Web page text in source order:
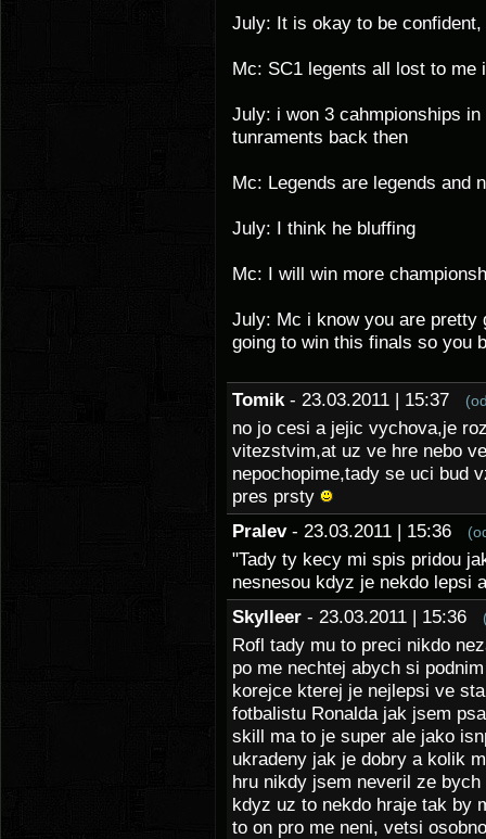
July: It is okay to be
Mc: SC1 legents all lost to me
July: i won 3 cahmpionships
tunraments back then
Mc: Legends are legends and
July: I think he bluffing
Mc: I will win more
July: Mc i know you are pretty
going to win this finals so you
Tomik - 23.03.2011 | 15:37
no jo cesi a jejic vychova,je
vitezstvim,at uz ve hre nebo
nepochopime,tady se uci bud
pres prsty
Pralev - 23.03.2011 | 15:36
"Tady ty kecy mi spis pridou
nesnesou kdyz je nekdo lepsi
Skylleer - 23.03.2011 | 15:36
Rofl tady mu to preci nikdo
po me nechtej abych si
korejce kterej je nejlepsi ve
fotbalistu Ronalda jak jsem
skill ma to je super ale jako
ukradeny jak je dobry a kolik
hru nikdy jsem neveril ze
kdyz uz to nekdo hraje tak by
to on pro me neni, vetsi